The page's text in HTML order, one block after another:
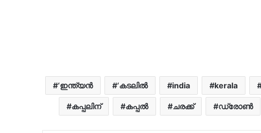
‘ഇന്ത്യൻ ‘കടലില്‍ india kerala
കപ്പലിന് ക​പ്പ​ൽ ചരക്ക് ഡ്രോൺ